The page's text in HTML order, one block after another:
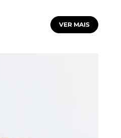
VER MAIS